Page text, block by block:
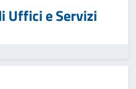
Uffici e Servizi